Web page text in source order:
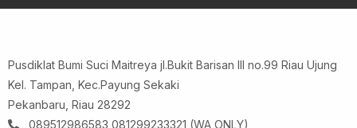
Pusdiklat Bumi Suci Maitreya jl.Bukit Barisan III no.99 Riau Ujung
Kel. Tampan, Kec.Payung Sekaki
Pekanbaru, Riau 28292
089512986583,081299233321 (WA ONLY)